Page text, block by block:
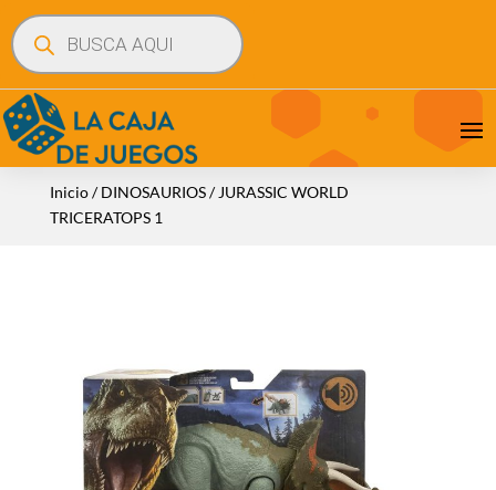
Búsqueda
de
productos
Inicio/DINOSAURIOS/ JURASSIC WORLD
TRICERATOPS 1